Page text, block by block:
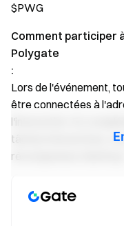
$PWG
Comment participer
Polygate
:
Lors de l'événement,
être connectées à
l'interaction. En
tâches interactives,
récompenses d'airdrop !
Complétez les
tâches Gate Web3